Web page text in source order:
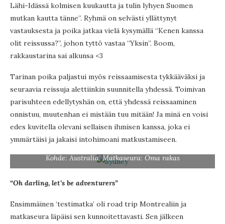
Lähi-Idässä kolmisen kuukautta ja tulin lyhyen Suomen
mutkan kautta tänne”. Ryhmä on selvästi yllättynyt
vastauksesta ja poika jatkaa vielä kysymällä “Kenen kanssa
olit reissussa?”, johon tyttö vastaa “Yksin”. Boom,
rakkaustarina sai alkunsa <3
Tarinan poika paljastui myös reissaamisesta tykkääväksi ja
seuraavia reissuja alettiinkin suunnitella yhdessä. Toimivan
parisuhteen edellytyshän on, että yhdessä reissaaminen
onnistuu, muutenhan ei mistään tuu mitään! Ja minä en voisi
edes kuvitella olevani sellaisen ihmisen kanssa, joka ei
ymmärtäisi ja jakaisi intohimoani matkustamiseen.
Kohde: Australia, Matkaseura: Oma rakas
“Oh darling, let’s be adventurers”
Ensimmäinen ‘testimatka’ oli road trip Montrealiin ja
matkaseura läpäisi sen kunnoitettavasti. Sen jälkeen